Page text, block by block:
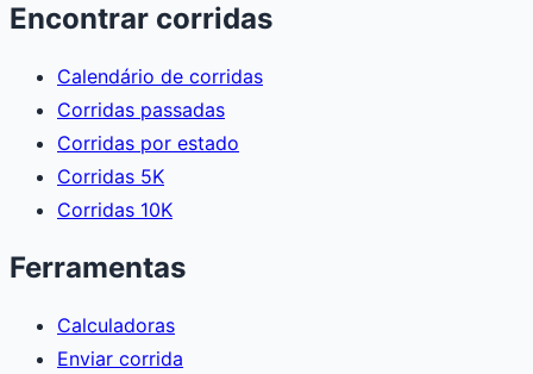
Encontrar corridas
Calendário de corridas
Corridas passadas
Corridas por estado
Corridas 5K
Corridas 10K
Ferramentas
Calculadoras
Enviar corrida